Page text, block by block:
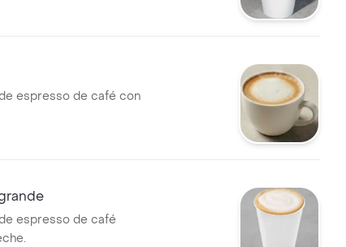
espresso de café con
espresso de café